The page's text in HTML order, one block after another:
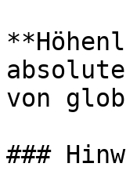
von
###